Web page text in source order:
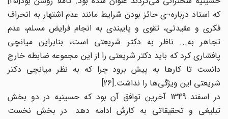
که استاد درباره¬ی حائز بودن شرایط مانند عدم اشتهار به انحراف
فکری و عقیدتی، تقوی و پایبندی به انجام فرایض مسلم، عدم
تجاهر به... ناظر به دکتر شریعتی است، بنابراین میانچی
پافشاری کرد که باید دکتر شریعتی را از این مجموعه ضابطه خارج
دانست تا کارها به پیش برود چرا که به نظر میانچی دکتر
شریعتی این ویژگی‌ها را نداشت.[26]
در اسفند 1349 آخرین توافق آن بود که حسینیه در دو بخش
تبلیغی و تحقیقاتی به کارش ادامه دهد. در بخش نخست